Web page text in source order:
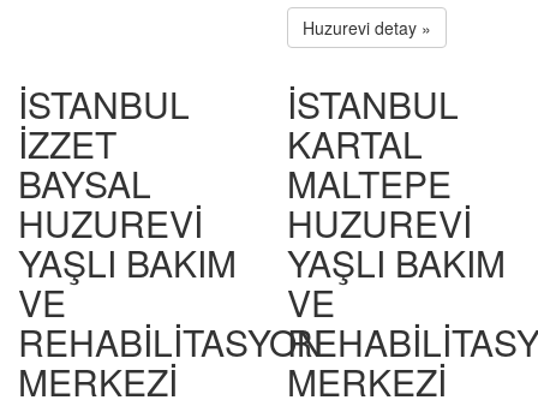
Huzurevi detay »
İSTANBUL
İZZET
BAYSAL
HUZUREVİ
YAŞLI BAKIM
VE
REHABİLİTASYON
MERKEZİ
İSTANBUL
KARTAL
MALTEPE
HUZUREVİ
YAŞLI BAKIM
VE
MERKEZİ